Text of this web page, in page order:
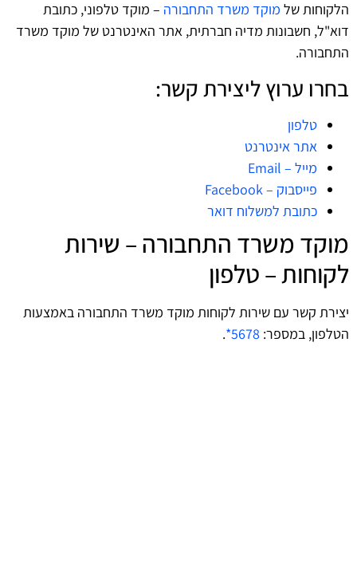
הלקוחות של מוקד משרד התחבורה – מוקד טלפוני, כתובת
דוא"ל, חשבונות מדיה חברתית, אתר האינטרנט של מוקד משרד
התחבורה.
בחרו ערוץ ליצירת קשר:
טלפון
אתר אינטרנט
מייל – Email
פייסבוק – Facebook
כתובת למשלוח דואר
מוקד משרד התחבורה – שירות
לקוחות – טלפון
יצירת קשר עם שירות לקוחות מוקד משרד התחבורה באמצעות
הטלפון, במספר: 5678*
.